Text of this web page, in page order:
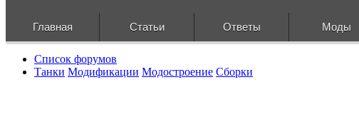
Главная Статьи Ответы Моды
Список форумов
Танки Модификации Модостроение Сборки